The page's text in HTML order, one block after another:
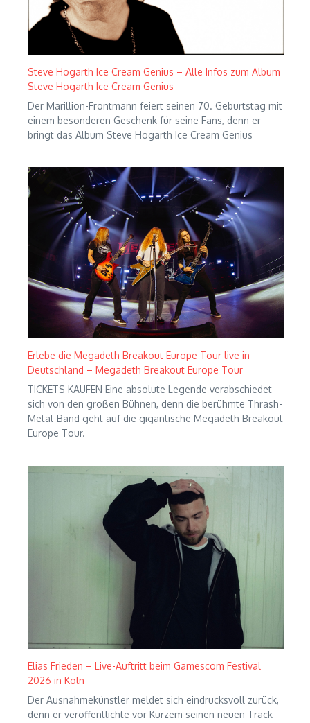
Steve Hogarth Ice Cream Genius – Alle Infos zum Album
Steve Hogarth Ice Cream Genius
Der Marillion-Frontmann feiert seinen 70. Geburtstag mit
einem besonderen Geschenk für seine Fans, denn er
bringt das Album Steve Hogarth Ice Cream Genius
Erlebe die Megadeth Breakout Europe Tour live in
Deutschland – Megadeth Breakout Europe Tour
TICKETS KAUFEN Eine absolute Legende verabschiedet
sich von den großen Bühnen, denn die berühmte Thrash-
Metal-Band geht auf die gigantische Megadeth Breakout
Europe Tour.
Elias Frieden – Live-Auftritt beim Gamescom Festival
2026 in Köln
Der Ausnahmekünstler meldet sich eindrucksvoll zurück,
denn er veröffentlichte vor Kurzem seinen neuen Track